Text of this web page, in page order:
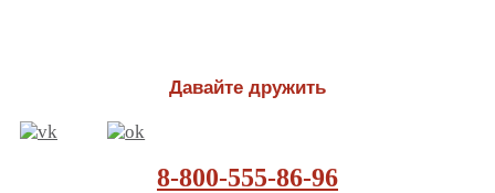
Давайте дружить
8-800-555-86-96